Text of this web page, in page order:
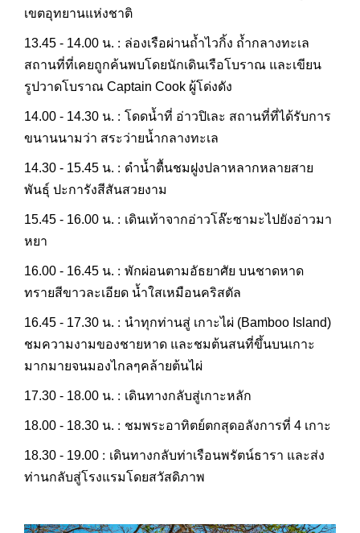
เขตอุทยานแห่งชาติ
13.45 - 14.00 น. : ล่องเรือผ่านถ้ำไวกิ้ง ถ้ำกลางทะเล
สถานที่ที่เคยถูกค้นพบโดยนักเดินเรือโบราณ และเขียน
รูปวาดโบราณ Captain Cook ผู้โด่งดัง
14.00 - 14.30 น. : โดดน้ำที่ อ่าวปิเละ สถานที่ที่ได้รับการ
ขนานนามว่า สระว่ายน้ำกลางทะเล
14.30 - 15.45 น. : ดำน้ำตื้นชมฝูงปลาหลากหลายสาย
พันธุ์ ปะการังสีสันสวยงาม
15.45 - 16.00 น. : เดินเท้าจากอ่าวโล๊ะซามะไปยังอ่าวมา
หยา
16.00 - 16.45 น. : พักผ่อนตามอัธยาศัย บนชาดหาด
ทรายสีขาวละเอียด น้ำใสเหมือนคริสตัล
16.45 - 17.30 น. : นำทุกท่านสู่ เกาะไผ่ (Bamboo Island)
ชมความงามของชายหาด และชมต้นสนที่ขึ้นบนเกาะ
มากมายจนมองไกลๆคล้ายต้นไผ่
17.30 - 18.00 น. : เดินทางกลับสู่เกาะหลัก
18.00 - 18.30 น. : ชมพระอาทิตย์ตกสุดอลังการที่ 4 เกาะ
18.30 - 19.00 : เดินทางกลับท่าเรือนพรัตน์ธารา และส่ง
ท่านกลับสู่โรงแรมโดยสวัสดิภาพ